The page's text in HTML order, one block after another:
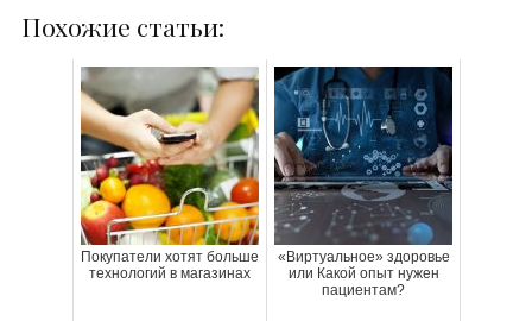
Похожие статьи:
Покупатели хотят больше
технологий в магазинах
«Виртуальное» здоровье
или Какой опыт нужен
пациентам?